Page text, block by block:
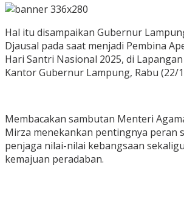
Hal itu disampaikan Gubernur
Djausal pada saat menjadi Pembina
Hari Santri Nasional 2025, di
Kantor Gubernur Lampung, Rabu (22/
Membacakan sambutan Menteri
Mirza menekankan pentingnya peran
penjaga nilai-nilai kebangsaan
kemajuan peradaban.